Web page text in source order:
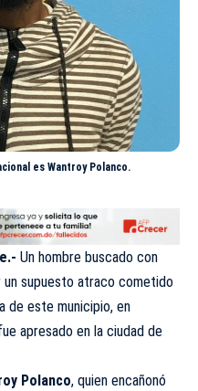
es Wantroy Polanco.
Un hombre buscado con
un supuesto atraco cometido
de este municipio, en
apresado en la ciudad de
Polanco, quien encañonó